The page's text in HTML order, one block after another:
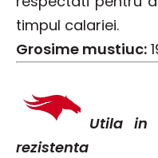
timpul calariei.
Grosime mustiuc:
Utila in
rezistenta